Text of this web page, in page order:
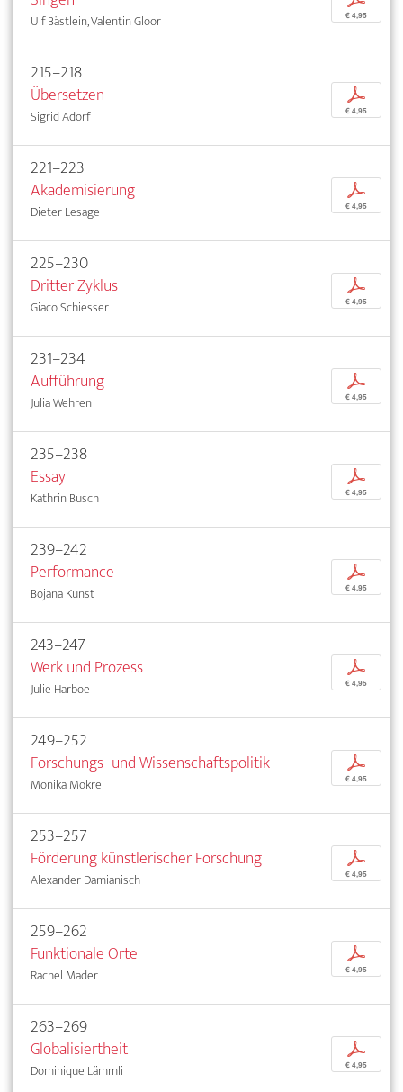
Ulf Bästlein, Valentin Gloor € 4,95
215–218
Übersetzen
Sigrid Adorf
p
€ 4,95
221–223
Akademisierung
Dieter Lesage
p
€ 4,95
225–230
Dritter Zyklus
Giaco Schiesser
p
€ 4,95
231–234
Aufführung
Julia Wehren
p
€ 4,95
235–238
Essay
Kathrin Busch
p
€ 4,95
239–242
Performance
Bojana Kunst
p
€ 4,95
243–247
Werk und Prozess
Julie Harboe
p
€ 4,95
249–252
Forschungs- und Wissenschaftspolitik
Monika Mokre
p
€ 4,95
253–257
Förderung künstlerischer Forschung
Alexander Damianisch
p
€ 4,95
259–262
Funktionale Orte
Rachel Mader
p
€ 4,95
263–269
Globalisiertheit
Dominique Lämmli
p
€ 4,95